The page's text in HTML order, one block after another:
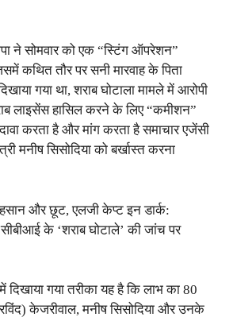
ने सोमवार को एक “स्टिंग ऑपरेशन”
कथित तौर पर सनी मारवाह के पिता
गया था, शराब घोटाला मामले में आरोपी
लाइसेंस हासिल करने के लिए “कमीशन”
करता है और मांग करता है समाचार एजेंसी
मनीष सिसोदिया को बर्खास्त करना
और छूट, एलजी केप्ट इन डार्क:
के ‘शराब घोटाले’ की जांच पर
में दिखाया गया तरीका यह है कि लाभ का 80
केजरीवाल, मनीष सिसोदिया और उनके